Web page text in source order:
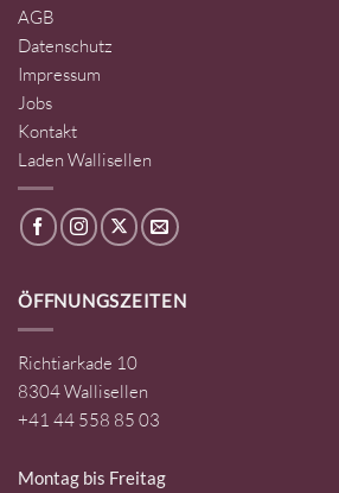
AGB
Datenschutz
Impressum
Jobs
Kontakt
Laden Wallisellen
ÖFFNUNGSZEITEN
Richtiarkade 10
8304 Wallisellen
+41 44 558 85 03
Montag bis Freitag